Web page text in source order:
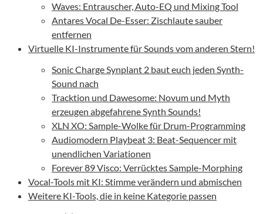
Waves: Entrauscher, Auto-EQ und Mixing Tool
Antares Vocal De-Esser: Zischlaute sauber
entfernen
Virtuelle KI-Instrumente für Sounds vom anderen Stern!
Sonic Charge Synplant 2 baut euch jeden Synth-
Sound nach
Tracktion und Dawesome: Novum und Myth
erzeugen abgefahrene Synth Sounds!
XLN XO: Sample-Wolke für Drum-Programming
Audiomodern Playbeat 3: Beat-Sequencer mit
unendlichen Variationen
Forever 89 Visco: Verrücktes Sample-Morphing
Vocal-Tools mit KI: Stimme verändern und abmischen
Weitere KI-Tools, die in keine Kategorie passen